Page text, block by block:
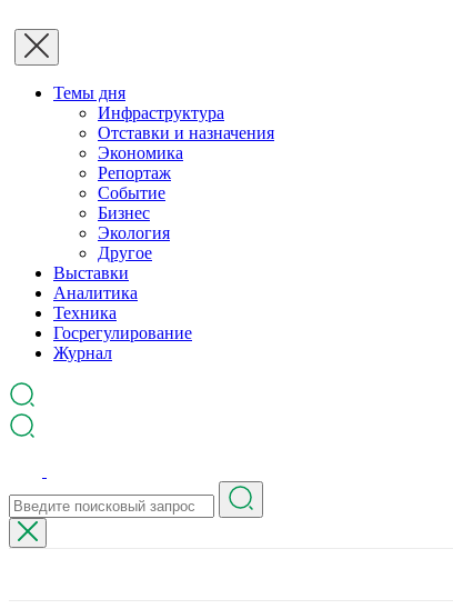
Темы дня
Инфраструктура
Отставки и назначения
Экономика
Репортаж
Событие
Бизнес
Экология
Другое
Выставки
Аналитика
Техника
Госрегулирование
Журнал